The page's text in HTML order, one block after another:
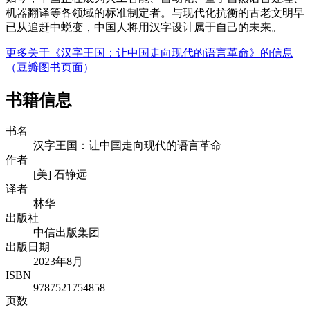
机器翻译等各领域的标准制定者。与现代化抗衡的古老文明早
已从追赶中蜕变，中国人将用汉字设计属于自己的未来。
更多关于《汉字王国：让中国走向现代的语言革命》的信息
（豆瓣图书页面）
书籍信息
书名
汉字王国：让中国走向现代的语言革命
作者
[美] 石静远
译者
林华
出版社
中信出版集团
出版日期
2023年8月
ISBN
9787521754858
页数